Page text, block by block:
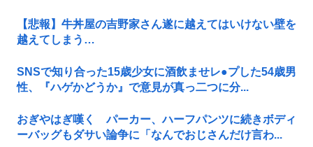
【悲報】牛丼屋の吉野家さん遂に越えてはいけない壁を
越えてしまう…
SNSで知り合った15歳少女に酒飲ませレ●プした54歳男
性、『ハゲかどうか』で意見が真っ二つに分...
おぎやはぎ嘆く パーカー、ハーフパンツに続きボディ
ーバッグもダサい論争に「なんでおじさんだけ言わ...